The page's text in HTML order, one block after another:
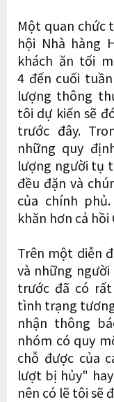
Một quan chức
hội Nhà hàng
khách ăn tối
4 đến cuối
lượng thông
tôi dự kiến sẽ
trước đây.
những quy
lượng người tụ
đều đặn và
của chính
khăn hơn cả hồi
Trên một diễn
và những
trước đã có
tình trạng
nhận thông
nhóm có quy
chỗ được của
lượt bị hủy"
nên có lẽ tôi sẽ